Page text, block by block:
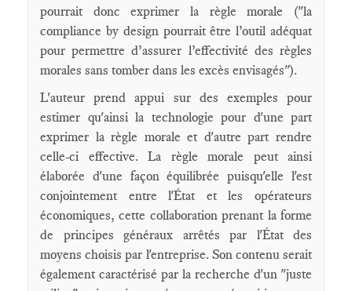
pourrait donc exprimer la règle morale ("la
compliance by design pourrait être l’outil adéquat
pour permettre d’assurer l’effectivité des règles
morales sans tomber dans les excès envisagés").
L'auteur prend appui sur des exemples pour
estimer qu'ainsi la technologie pour d'une part
exprimer la règle morale et d'autre part rendre
celle-ci effective. La règle morale peut ainsi
élaborée d'une façon équilibrée puisqu'elle l'est
conjointement entre l'État et les opérateurs
économiques, cette collaboration prenant la forme
de principes généraux arrêtés par l'État des
moyens choisis par l'entreprise. Son contenu serait
également caractérisé par la recherche d'un "juste